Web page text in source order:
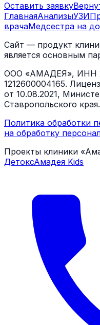
Оставить заявку
ГлавнаяАнализыУЗИ
врачаМедсестра на
Сайт — продукт
является основным
ООО «АМАДЕЯ», ИНН
1212600004165.
от 10.08.2021,
Ставропольского края.
Политика обработки
на обработку
Проекты клиники
ДетоксАмадея Kids